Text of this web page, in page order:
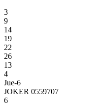
3
9
14
19
22
26
13
4
Jue-6
JOKER 0559707
6